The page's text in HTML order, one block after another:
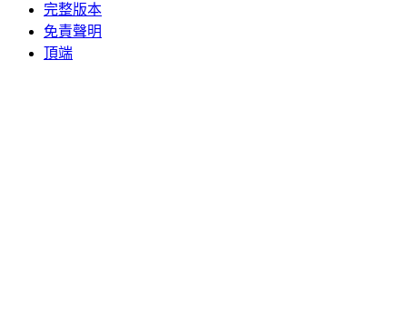
完整版本
免責聲明
頂端